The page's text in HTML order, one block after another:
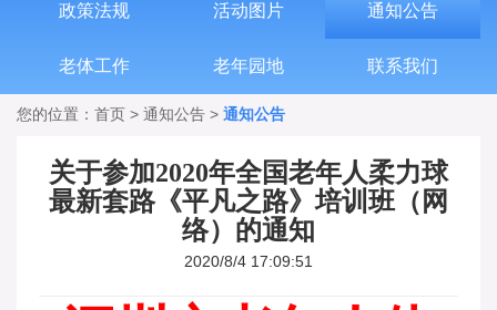
政策法规 活动图片 通知公告
老体工作 老年园地 联系我们
您的位置： 首页 > 通知公告 > 通知公告
关于参加2020年全国老年人柔力球
最新套路《平凡之路》培训班（网
络）的通知
2020/8/4 17:09:51